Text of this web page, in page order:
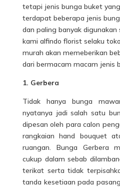
tetapi jenis bunga buket
terdapat beberapa jenis
dan paling banyak
kami alfindo florist selaku
murah akan memeberikan
dari bermacam macam jenis
1. Gerbera
Tidak hanya bunga
nyatanya jadi salah satu
dipesan oleh para calon
rangkaian hand bouquet
ruangan. Bunga Gerbera
cukup dalam sebab
terikat serta tidak
tanda kesetiaan pada